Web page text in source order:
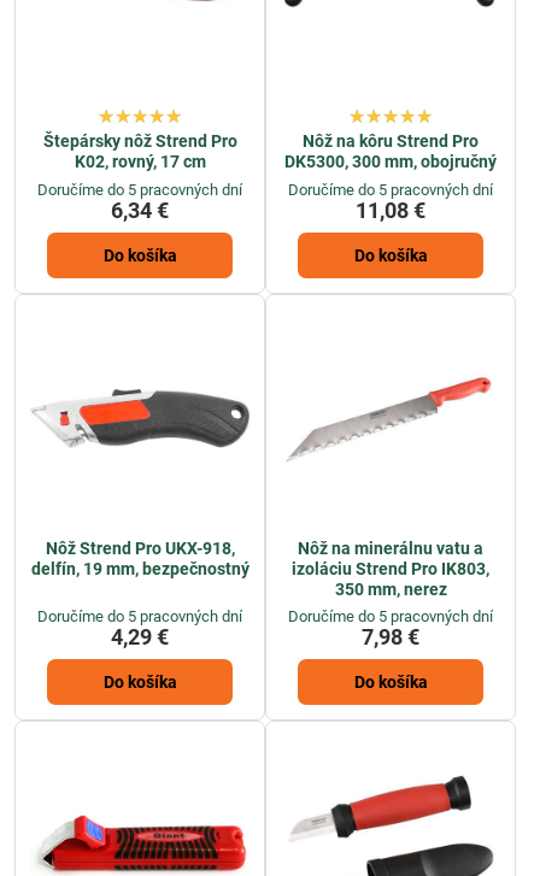
Štepársky nôž Strend Pro
K02, rovný, 17 cm
Doručíme do 5 pracovných dní
6,34 €
Do košíka
Nôž na kôru Strend Pro
DK5300, 300 mm, obojručný
Doručíme do 5 pracovných dní
11,08 €
Do košíka
Nôž Strend Pro UKX-918,
delfín, 19 mm, bezpečnostný
Doručíme do 5 pracovných dní
4,29 €
Do košíka
Nôž na minerálnu vatu a
izoláciu Strend Pro IK803,
350 mm, nerez
Doručíme do 5 pracovných dní
7,98 €
Do košíka